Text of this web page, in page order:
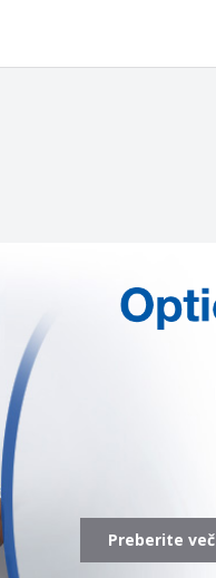
Preberite več